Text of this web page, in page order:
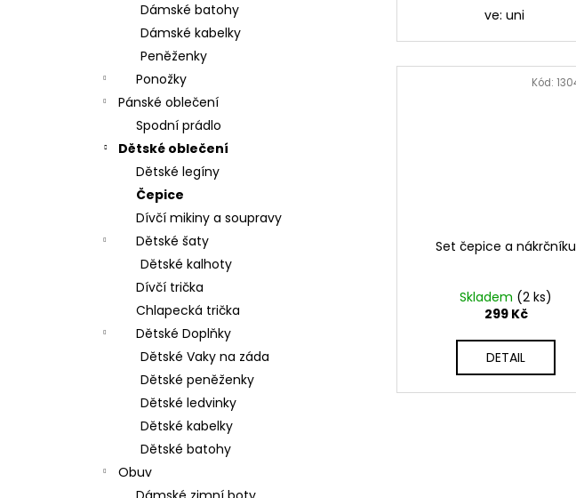
Dámské batohy
Dámské kabelky
Peněženky
Ponožky
Pánské oblečení
Spodní prádlo
Dětské oblečení
Dětské legíny
Čepice
Dívčí mikiny a soupravy
Dětské šaty
Dětské kalhoty
Dívčí trička
Chlapecká trička
Dětské Doplňky
Dětské Vaky na záda
Dětské peněženky
Dětské ledvinky
Dětské kabelky
Dětské batohy
Obuv
ve: uni
Set čepice a nákrčníku
Skladem (2 ks)
299 Kč
DETAIL
Kód: